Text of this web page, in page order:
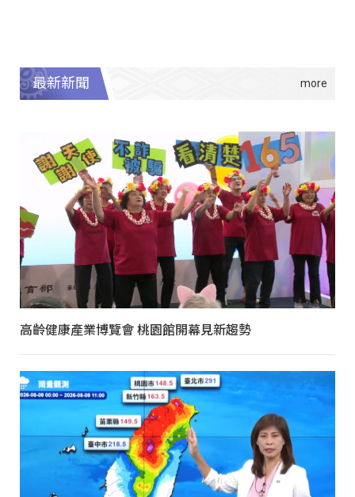
最新新聞
高齡健康產業博覽會 桃園館開幕見新趨勢